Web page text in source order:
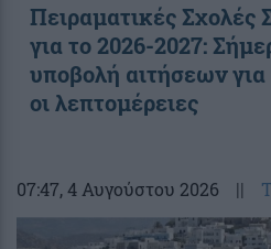
Πειραματικές
για το 2026-2027:
υποβολή αιτήσεων
οι λεπτομέρειες
07:47, 4 Αυγούστου 2026 ||